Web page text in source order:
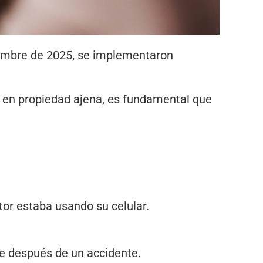
de 2025, se implementaron
propiedad ajena, es fundamental que
estaba usando su celular.
después de un accidente.